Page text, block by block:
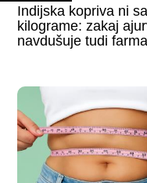
Indijska kopriva ni
kilograme: zakaj
navdušuje tudi